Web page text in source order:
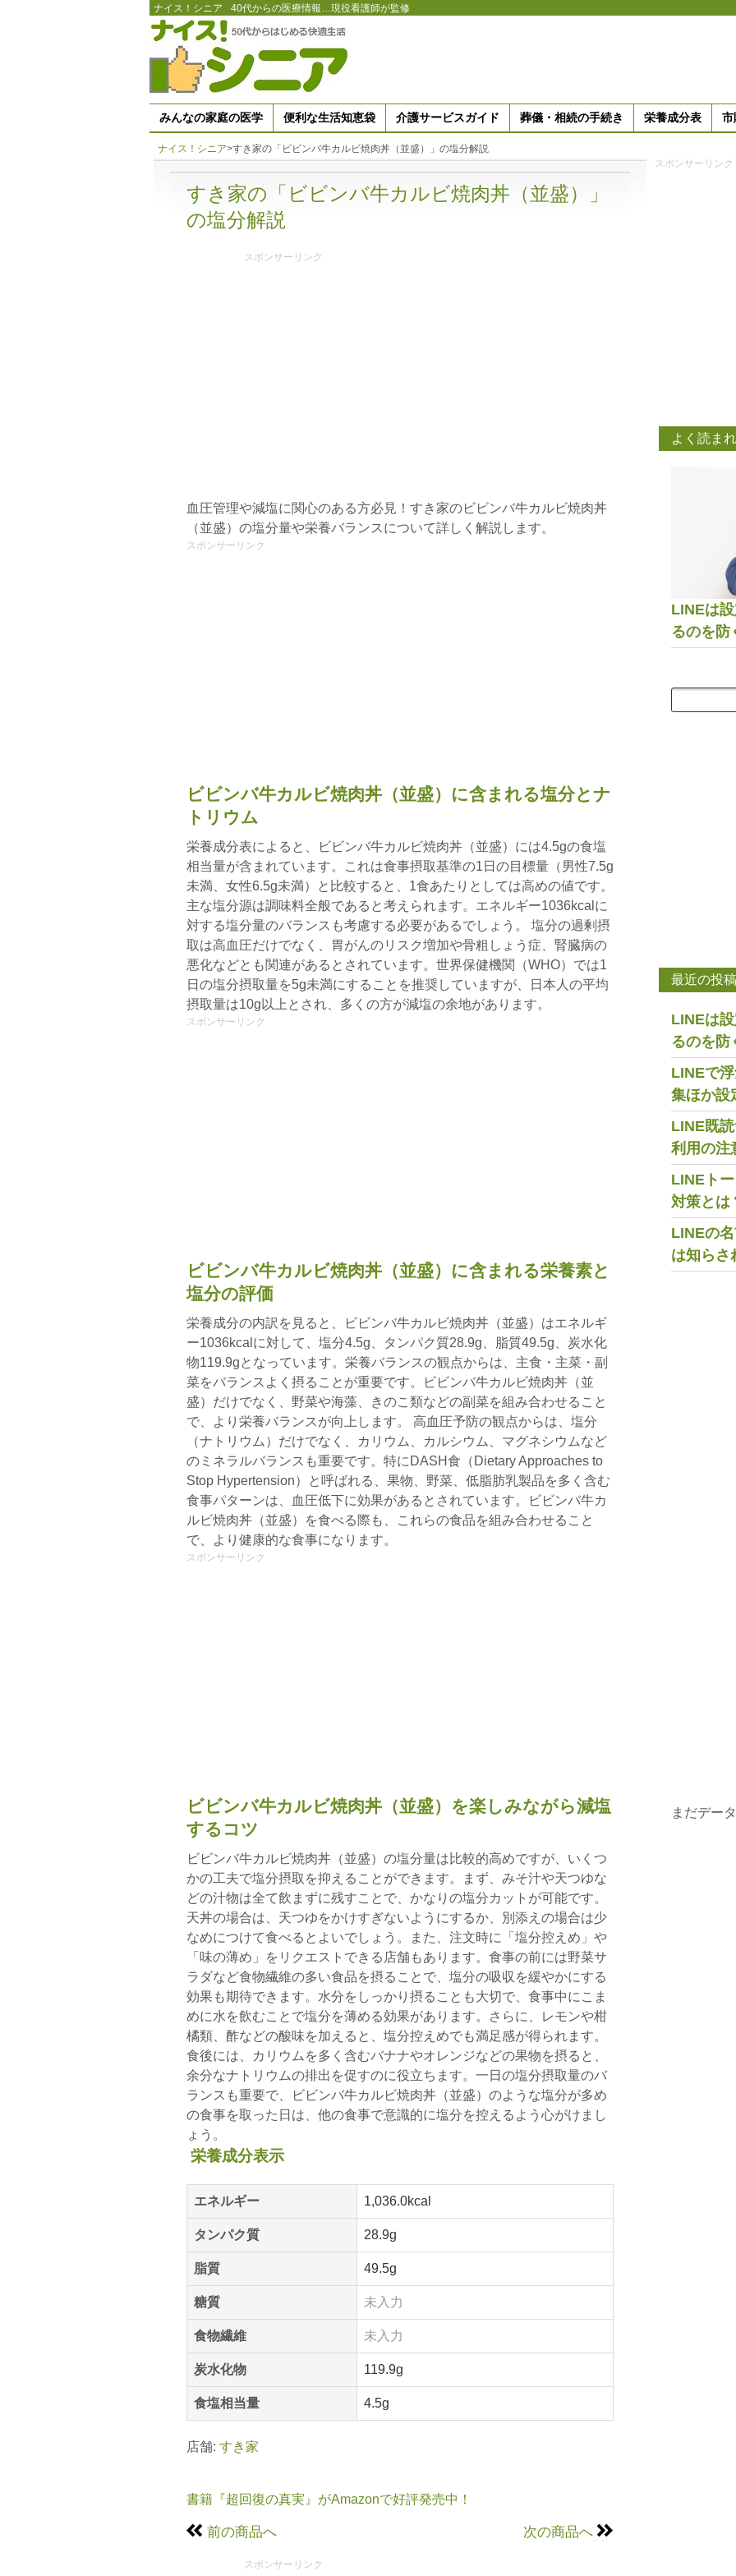
ナイス！シニア 40代からの医療情報…現役看護師が監修
みんなの家庭の医学 便利な生活知恵袋 介護サービスガイド 葬儀・相続の手続き 栄養成分表 市
ナイス！シニア>すき家の「ビビンバ牛カルビ焼肉丼（並盛）」の塩分解説
すき家の「ビビンバ牛カルビ焼肉丼（並盛）」
の塩分解説
スポンサーリンク
血圧管理や減塩に関心のある方必見！すき家のビビンバ牛カルビ焼肉丼
（並盛）の塩分量や栄養バランスについて詳しく解説します。
スポンサーリンク
ビビンバ牛カルビ焼肉丼（並盛）に含まれる塩分とナ
トリウム
栄養成分表によると、ビビンバ牛カルビ焼肉丼（並盛）には4.5gの食塩
相当量が含まれています。これは食事摂取基準の1日の目標量（男性7.5g
未満、女性6.5g未満）と比較すると、1食あたりとしては高めの値です。
主な塩分源は調味料全般であると考えられます。エネルギー1036kcalに
対する塩分量のバランスも考慮する必要があるでしょう。 塩分の過剰摂
取は高血圧だけでなく、胃がんのリスク増加や骨粗しょう症、腎臓病の
悪化などとも関連があるとされています。世界保健機関（WHO）では1
日の塩分摂取量を5g未満にすることを推奨していますが、日本人の平均
摂取量は10g以上とされ、多くの方が減塩の余地があります。
スポンサーリンク
ビビンバ牛カルビ焼肉丼（並盛）に含まれる栄養素と
塩分の評価
栄養成分の内訳を見ると、ビビンバ牛カルビ焼肉丼（並盛）はエネルギ
ー1036kcalに対して、塩分4.5g、タンパク質28.9g、脂質49.5g、炭水化
物119.9gとなっています。栄養バランスの観点からは、主食・主菜・副
菜をバランスよく摂ることが重要です。ビビンバ牛カルビ焼肉丼（並
盛）だけでなく、野菜や海藻、きのこ類などの副菜を組み合わせること
で、より栄養バランスが向上します。 高血圧予防の観点からは、塩分
（ナトリウム）だけでなく、カリウム、カルシウム、マグネシウムなど
のミネラルバランスも重要です。特にDASH食（Dietary Approaches to
Stop Hypertension）と呼ばれる、果物、野菜、低脂肪乳製品を多く含む
食事パターンは、血圧低下に効果があるとされています。ビビンバ牛カ
ルビ焼肉丼（並盛）を食べる際も、これらの食品を組み合わせること
で、より健康的な食事になります。
スポンサーリンク
ビビンバ牛カルビ焼肉丼（並盛）を楽しみながら減塩
するコツ
ビビンバ牛カルビ焼肉丼（並盛）の塩分量は比較的高めですが、いくつ
かの工夫で塩分摂取を抑えることができます。まず、みそ汁や天つゆな
どの汁物は全て飲まずに残すことで、かなりの塩分カットが可能です。
天丼の場合は、天つゆをかけすぎないようにするか、別添えの場合は少
なめにつけて食べるとよいでしょう。また、注文時に「塩分控えめ」や
「味の薄め」をリクエストできる店舗もあります。食事の前には野菜サ
ラダなど食物繊維の多い食品を摂ることで、塩分の吸収を緩やかにする
効果も期待できます。水分をしっかり摂ることも大切で、食事中にこま
めに水を飲むことで塩分を薄める効果があります。さらに、レモンや柑
橘類、酢などの酸味を加えると、塩分控えめでも満足感が得られます。
食後には、カリウムを多く含むバナナやオレンジなどの果物を摂ると、
余分なナトリウムの排出を促すのに役立ちます。一日の塩分摂取量のバ
ランスも重要で、ビビンバ牛カルビ焼肉丼（並盛）のような塩分が多め
の食事を取った日は、他の食事で意識的に塩分を控えるよう心がけまし
ょう。
栄養成分表示
エネルギー 1,036.0kcal
タンパク質 28.9g
脂質 49.5g
糖質 未入力
食物繊維 未入力
炭水化物 119.9g
食塩相当量 4.5g
店舗: すき家
書籍『超回復の真実』がAmazonで好評発売中！
前の商品へ 次の商品へ
スポンサーリンク
スポンサーリンク
よく読ま
LINEは
るのを防
最近の投稿
LINEは
るのを防
LINEで
集ほか設
LINE既
利用の注
LINEト
対策とは
LINEの
は知らさ
まだデー